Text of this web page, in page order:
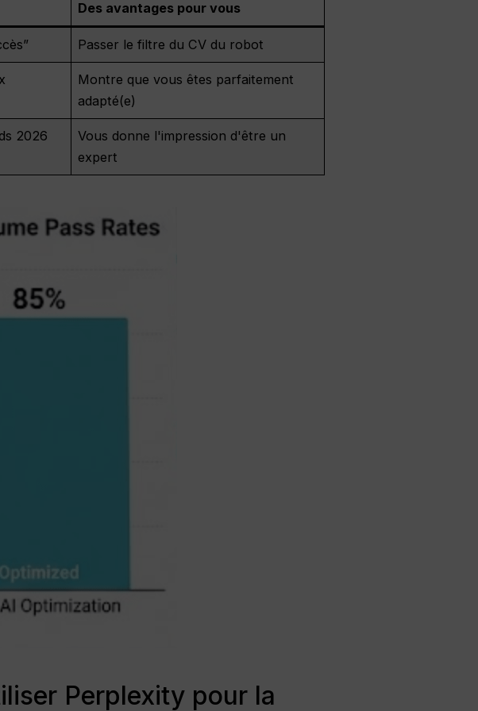
Des avantages pour vous
Passer le filtre du CV du robot
Montre que vous êtes parfaitement
adapté(e)
2026
Vous donne l'impression d'être un
expert
Perplexity pour la